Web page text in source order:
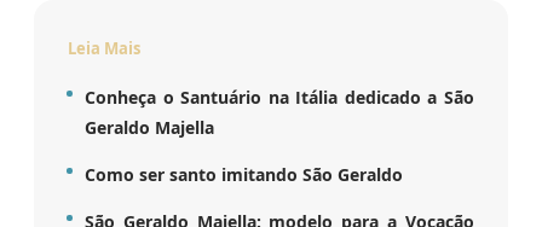
Leia Mais
Conheça o Santuário na Itália dedicado a São
Geraldo Majella
Como ser santo imitando São Geraldo
São Geraldo Majella: modelo para a Vocação